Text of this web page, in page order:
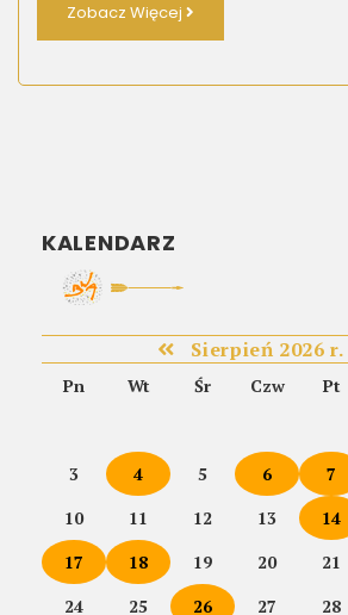
Zobacz Więcej
KALENDARZ
Sierpień 2026 r.
Pn Wt Śr Czw Pt
3
4 5 6 7
10
11 12 13 14
17
18 19 20 21
24
25 26 27 28